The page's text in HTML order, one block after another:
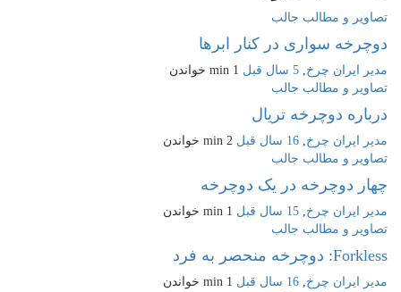
تصاویر و مطالب جالب
دوچرخه سواری در کنار ابرها
مدیر ایران چرخ, 5 سال قبل 1 min
خواندن
تصاویر و مطالب جالب
درباره دوچرخه تریال
مدیر ایران چرخ, 16 سال قبل 2 min
خواندن
تصاویر و مطالب جالب
چهار دوچرخه در یک دوچرخه
مدیر ایران چرخ, 15 سال قبل 1 min
خواندن
تصاویر و مطالب جالب
Forkless: دوچرخه منحصر به فرد
مدیر ایران چرخ, 16 سال قبل 1 min
خواندن